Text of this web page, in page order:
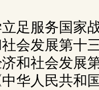
足服务国家
会发展第十
和社会发展
华人民共和